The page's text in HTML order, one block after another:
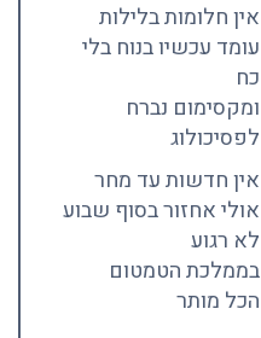
אין חלומות בלילות
עומד עכשיו בנוח בלי
כח
ומקסימום נברח
לפסיכולוג
אין חדשות עד מחר
אולי אחזור בסוף שבוע
לא רגוע
בממלכת הטמטום
הכל מותר